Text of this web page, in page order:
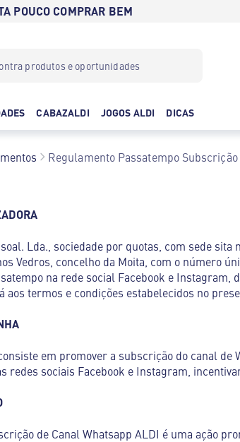
POUCO COMPRAR BEM
CABAZALDI JOGOS ALDI DICAS
Regulamento Passatempo
Lda., sociedade por quotas, com sede sita
Vedros, concelho da Moita, com o número
na rede social Facebook e Instagram,
aos termos e condições estabelecidos no
em promover a subscrição do canal de
redes sociais Facebook e Instagram,
de Canal Whatsapp ALDI é uma ação